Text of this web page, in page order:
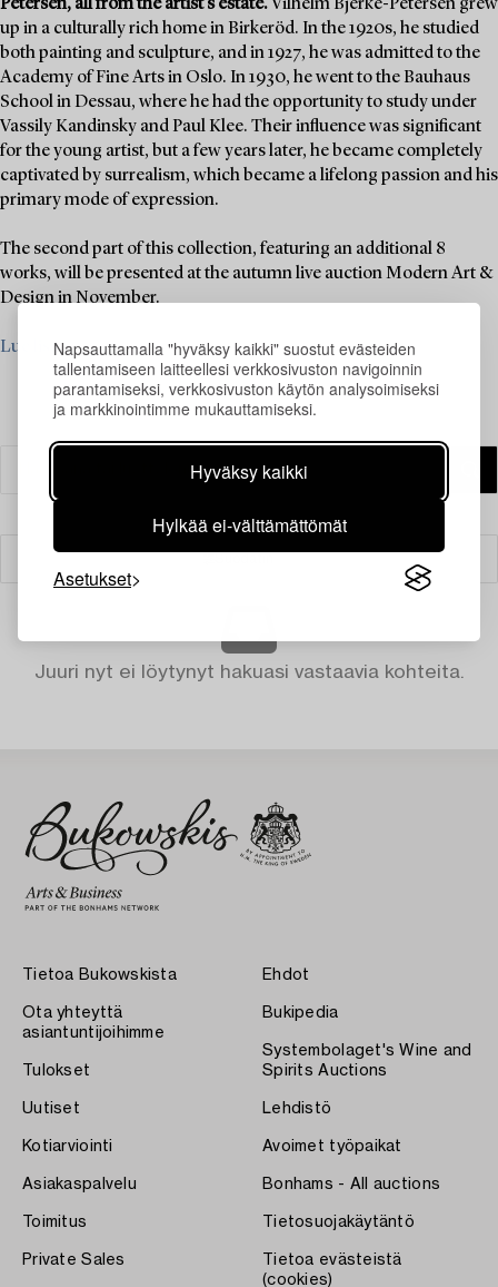
Napsauttamalla "hyväksy kaikki" suostut evästeiden
tallentamiseen laitteellesi verkkosivuston navigoinnin
parantamiseksi, verkkosivuston käytön analysoimiseksi
ja markkinointimme mukauttamiseksi.
Hyväksy kaikki
Hylkää ei-välttämättömät
Asetukset
Petersen, all from the artist's estate. Vilhelm Bjerke-Petersen grew
up in a culturally rich home in Birkeröd. In the 1920s, he studied
both painting and sculpture, and in 1927, he was admitted to the
Academy of Fine Arts in Oslo. In 1930, he went to the Bauhaus
School in Dessau, where he had the opportunity to study under
Vassily Kandinsky and Paul Klee. Their influence was significant
for the young artist, but a few years later, he became completely
captivated by surrealism, which became a lifelong passion and his
primary mode of expression.
The second part of this collection, featuring an additional 8
works, will be presented at the autumn live auction Modern Art &
Design in November.
Lue lisää
Juuri nyt ei löytynyt hakuasi vastaavia kohteita.
Tietoa Bukowskista
Ota yhteyttä
asiantuntijoihimme
Tulokset
Uutiset
Kotiarviointi
Asiakaspalvelu
Toimitus
Private Sales
Ehdot
Bukipedia
Systembolaget's Wine and
Spirits Auctions
Lehdistö
Avoimet työpaikat
Bonhams - All auctions
Tietosuojakäytäntö
Tietoa evästeistä
(cookies)